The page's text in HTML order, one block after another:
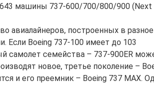
машины 737-600/700/800/900 (Next
авиалайнеров, построенных в
Boeing 737-100 имеет до 103
самолет семейства – 737-900ER
новое, третье поколение –
и его преемник – Boeing 737 MAX.